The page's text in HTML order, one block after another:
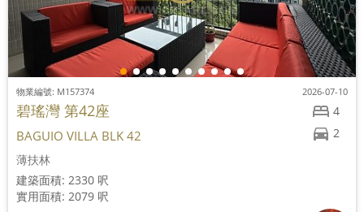
4
2
物業編號: M157374 2026-07-10
碧瑤灣 第42座
BAGUIO VILLA BLK 42
薄扶林
建築面積: 2330 呎
實用面積: 2079 呎